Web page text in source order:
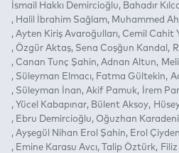
İsmail Hakkı Demircioğlu Bahadır
Halil İbrahim Sağlam
Muhammed
Ayten Kiriş Avaroğulları
Cemil Cahit
Özgür Aktaş Sena Coşğun Kandal
Canan Tunç Şahin Adnan Altun
Süleyman Elmacı
Fatma Gültekin
Süleyman İnan Akif Pamuk İrem
Yücel Kabapınar
Bülent Aksoy
Ebru Demircioğlu
Oğuzhan
Ayşegül Nihan Erol Şahin
Erol
Emine Karasu Avcı
Talip Öztürk